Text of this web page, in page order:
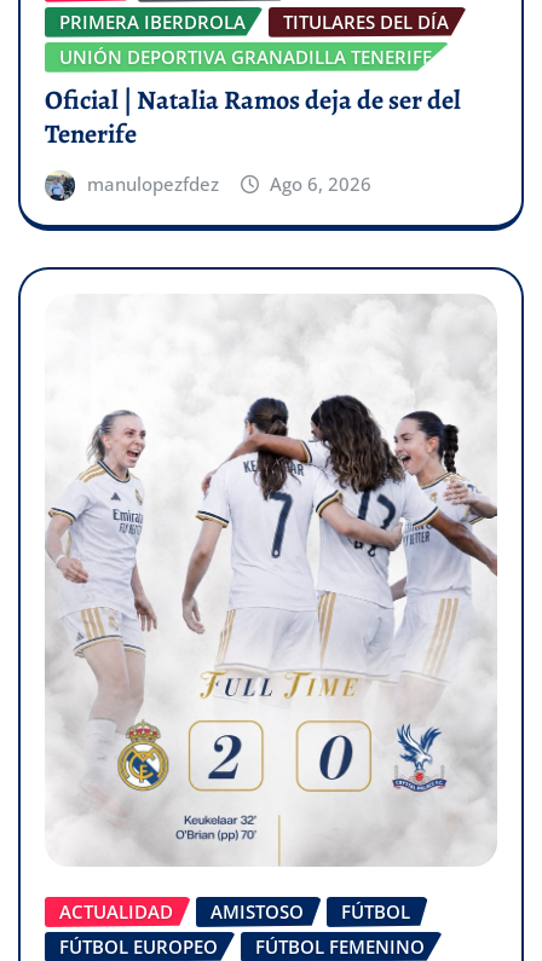
PRIMERA IBERDROLA
TITULARES DEL DÍA
UNIÓN DEPORTIVA GRANADILLA TENERIFE
Oficial | Natalia Ramos deja de ser del
Tenerife
manulopezfdez Ago 6, 2026
ACTUALIDAD AMISTOSO
FÚTBOL
FÚTBOL EUROPEO
FÚTBOL FEMENINO